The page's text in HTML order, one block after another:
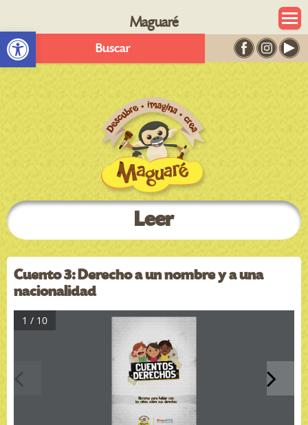
Abrir barra de herramientas
Maguaré
Buscar
Leer
Cuento 3: Derecho a un nombre y a una
nacionalidad
Historiasparahablar con
los ninossobre susderechos
1 / 10